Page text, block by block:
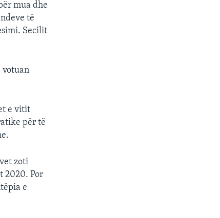
mua dhe
të
Secilit
votuan
e vitit
për të
zoti
2020. Por
e